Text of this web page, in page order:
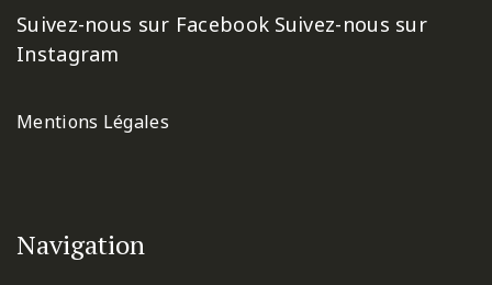
Suivez-nous sur Facebook Suivez-nous sur
Instagram
Mentions Légales
Navigation